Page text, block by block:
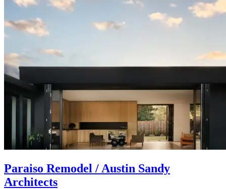
Paraiso Remodel / Austin Sandy
Architects